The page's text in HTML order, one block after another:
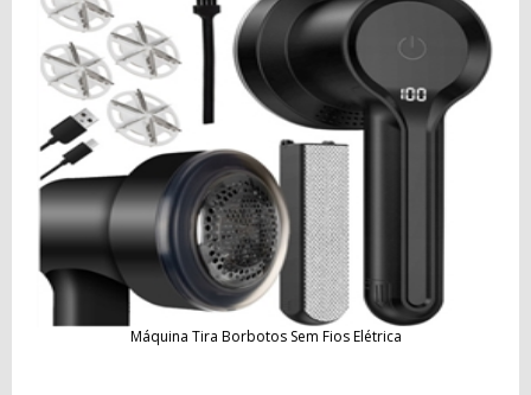
Máquina Tira Borbotos Sem Fios Elétrica